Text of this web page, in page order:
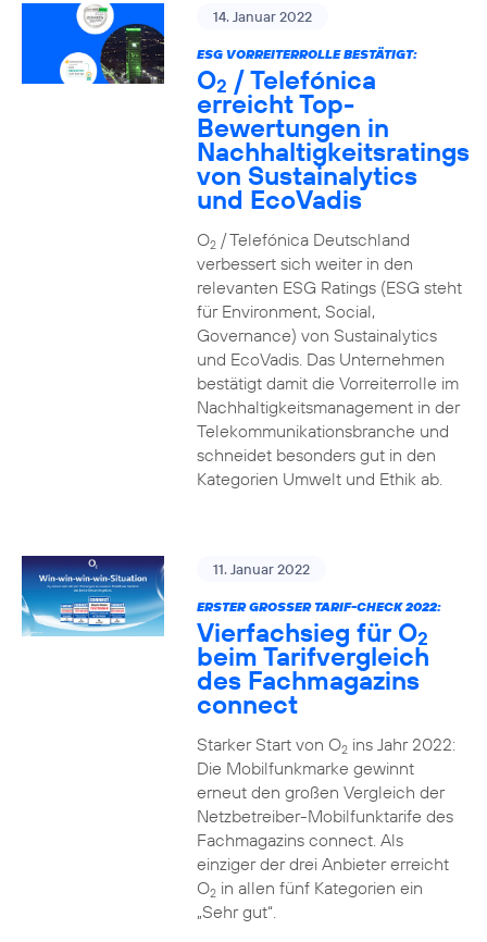
14. Januar 2022
ESG VORREITERROLLE BESTÄTIGT:
O2 / Telefónica
erreicht Top-
Bewertungen in
Nachhaltigkeitsratings
von Sustainalytics
und EcoVadis
O2/ Telefónica Deutschland
verbessert sich weiter in den
relevanten ESG Ratings (ESG steht
für Environment, Social,
Governance) von Sustainalytics
und EcoVadis. Das Unternehmen
bestätigt damit die Vorreiterrolle im
Nachhaltigkeitsmanagement in der
Telekommunikationsbranche und
schneidet besonders gut in den
Kategorien Umwelt und Ethik ab.
11. Januar 2022
ERSTER GROSSER TARIF-CHECK 2022:
Vierfachsieg für O2
beim Tarifvergleich
des Fachmagazins
connect
Starker Start von O2ins Jahr 2022:
Die Mobilfunkmarke gewinnt
erneut den großen Vergleich der
Netzbetreiber-Mobilfunktarife des
Fachmagazins connect. Als
einziger der drei Anbieter erreicht
O2in allen fünf Kategorien ein
„Sehr gut“.